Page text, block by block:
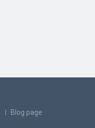
Blog page